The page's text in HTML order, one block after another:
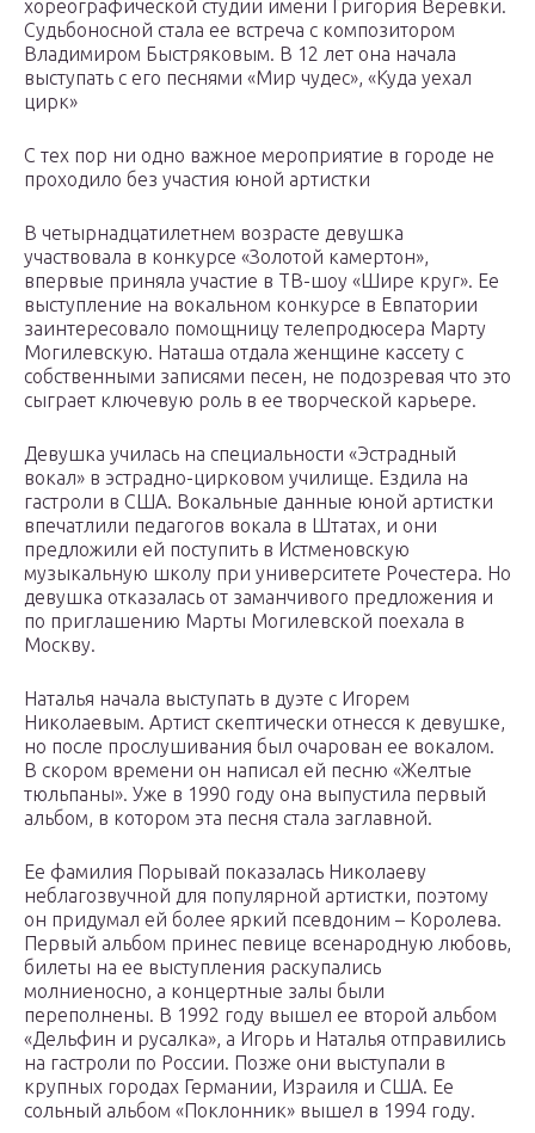
хореографической студии имени Григория Веревки.
Судьбоносной стала ее встреча с композитором
Владимиром Быстряковым. В 12 лет она начала
выступать с его песнями «Мир чудес», «Куда уехал
цирк»
С тех пор ни одно важное мероприятие в городе не
проходило без участия юной артистки
В четырнадцатилетнем возрасте девушка
участвовала в конкурсе «Золотой камертон»,
впервые приняла участие в ТВ-шоу «Шире круг». Ее
выступление на вокальном конкурсе в Евпатории
заинтересовало помощницу телепродюсера Марту
Могилевскую. Наташа отдала женщине кассету с
собственными записями песен, не подозревая что это
сыграет ключевую роль в ее творческой карьере.
Девушка училась на специальности «Эстрадный
вокал» в эстрадно-цирковом училище. Ездила на
гастроли в США. Вокальные данные юной артистки
впечатлили педагогов вокала в Штатах, и они
предложили ей поступить в Истменовскую
музыкальную школу при университете Рочестера. Но
девушка отказалась от заманчивого предложения и
по приглашению Марты Могилевской поехала в
Москву.
Наталья начала выступать в дуэте с Игорем
Николаевым. Артист скептически отнесся к девушке,
но после прослушивания был очарован ее вокалом.
В скором времени он написал ей песню «Желтые
тюльпаны». Уже в 1990 году она выпустила первый
альбом, в котором эта песня стала заглавной.
Ее фамилия Порывай показалась Николаеву
неблагозвучной для популярной артистки, поэтому
он придумал ей более яркий псевдоним – Королева.
Первый альбом принес певице всенародную любовь,
билеты на ее выступления раскупались
молниеносно, а концертные залы были
переполнены. В 1992 году вышел ее второй альбом
«Дельфин и русалка», а Игорь и Наталья отправились
на гастроли по России. Позже они выступали в
крупных городах Германии, Израиля и США. Ее
сольный альбом «Поклонник» вышел в 1994 году.